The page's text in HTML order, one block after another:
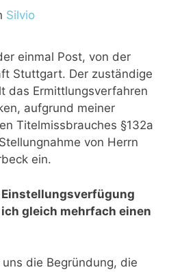
Silvio
einmal Post, von der
Stuttgart. Der zuständige
das Ermittlungsverfahren
aufgrund meiner
Titelmissbrauches §132a
von Herrn
ein.
gleich mehrfach einen
die Begründung, die